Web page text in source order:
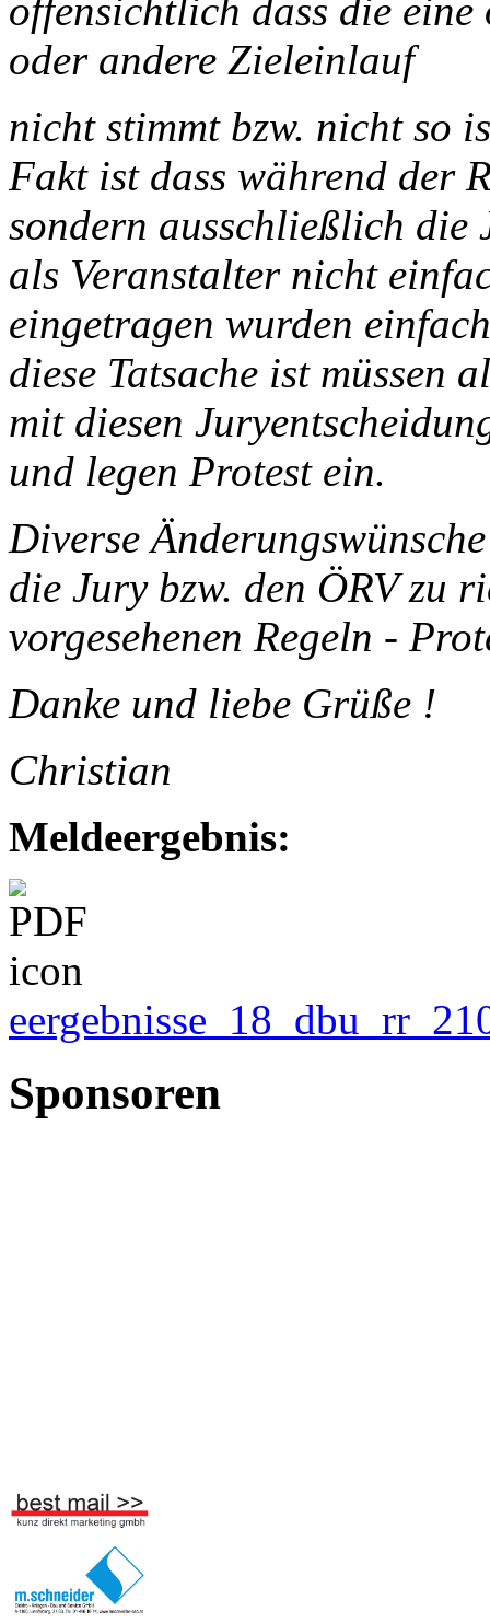
offensichtlich dass die
oder andere Zieleinlauf
nicht stimmt bzw. nicht so
Fakt ist dass während der
sondern ausschließlich
als Veranstalter nicht
eingetragen wurden
diese Tatsache ist müssen
mit diesen
und legen Protest ein.
Diverse
die Jury bzw. den ÖRV zu
vorgesehenen Regeln -
Danke und liebe Grüße !
Christian
Meldeergebnis:
Sponsoren